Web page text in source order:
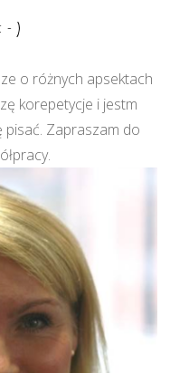
:-)
o różnych apsektach
korepetycje i jestm
pisać. Zapraszam do